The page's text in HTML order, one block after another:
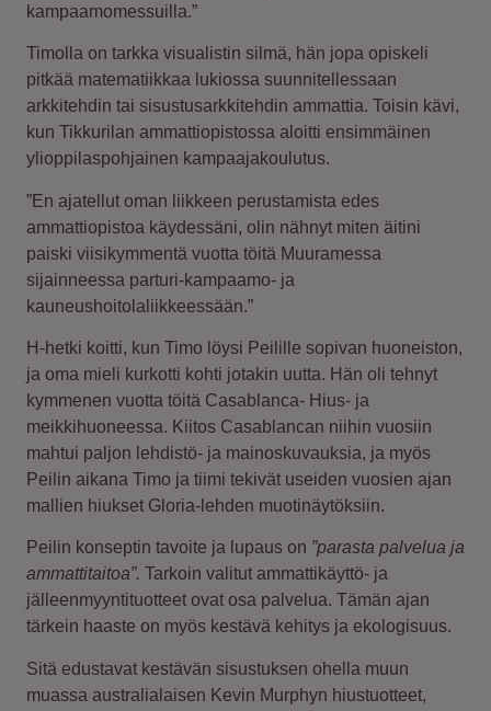
kampaamomessuilla.”
Timolla on tarkka visualistin silmä, hän jopa opiskeli
pitkää matematiikkaa lukiossa suunnitellessaan
arkkitehdin tai sisustusarkkitehdin ammattia. Toisin kävi,
kun Tikkurilan ammattiopistossa aloitti ensimmäinen
ylioppilaspohjainen kampaajakoulutus.
”En ajatellut oman liikkeen perustamista edes
ammattiopistoa käydessäni, olin nähnyt miten äitini
paiski viisikymmentä vuotta töitä Muuramessa
sijainneessa parturi-kampaamo- ja
kauneushoitolaliikkeessään.”
H-hetki koitti, kun Timo löysi Peilille sopivan huoneiston,
ja oma mieli kurkotti kohti jotakin uutta. Hän oli tehnyt
kymmenen vuotta töitä Casablanca- Hius- ja
meikkihuoneessa. Kiitos Casablancan niihin vuosiin
mahtui paljon lehdistö- ja mainoskuvauksia, ja myös
Peilin aikana Timo ja tiimi tekivät useiden vuosien ajan
mallien hiukset Gloria-lehden muotinäytöksiin.
Peilin konseptin tavoite ja lupaus on ”parasta palvelua ja
ammattitaitoa”. Tarkoin valitut ammattikäyttö- ja
jälleenmyyntituotteet ovat osa palvelua. Tämän ajan
tärkein haaste on myös kestävä kehitys ja ekologisuus.
Sitä edustavat kestävän sisustuksen ohella muun
muassa australialaisen Kevin Murphyn hiustuotteet,